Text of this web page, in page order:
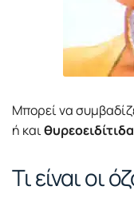
Μπορεί να
ή καιθυρεοειδίτιδα
Τι είναι οι